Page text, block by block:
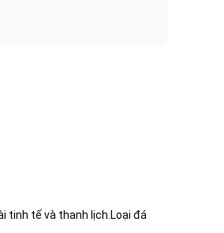
tinh tế và thanh lịch.Loại đá